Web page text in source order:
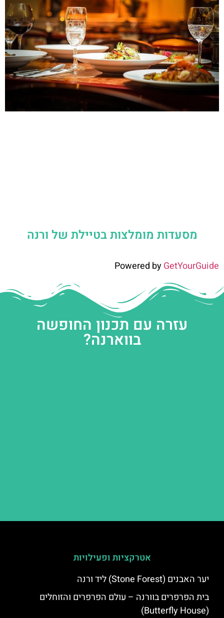
מסעדות מומלצות בטיילת של ורנה
Powered byGetYourGuide
עזרה עם תכנון החופשה
בווארנה?
אטרקציות ופעילויות
יער האבנים (Stone Forest) ליד ורנה
בית הפרפרים בוורנה – עולם הפרפרים והזוחלים
(Butterfly House)